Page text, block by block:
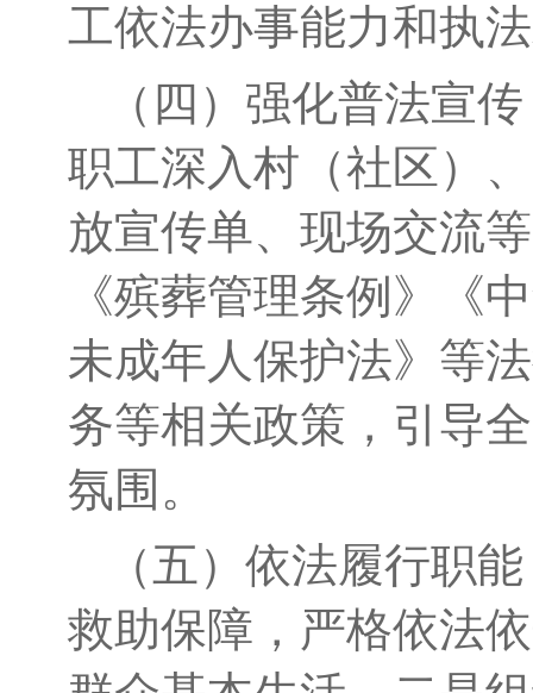
工依法办事能力和执
（四）强化普法宣
职工深入村（社区）
放宣传单、现场交流
《殡葬管理条例》《
未成年人保护法》等
务等相关政策，引导
氛围。
（五）依法履行职
救助保障，严格依法